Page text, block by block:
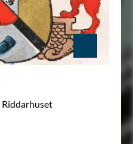
Riddarhuset